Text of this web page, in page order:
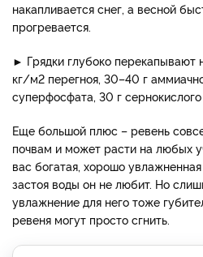
накапливается снег, а весной
прогревается.
► Грядки глубоко перекапывают
кг/м2 перегноя, 30–40 г
суперфосфата, 30 г сернокислого
Еще большой плюс – ревень
почвам и может расти на любых
вас богатая, хорошо
застоя воды он не любит. Но
увлажнение для него тоже
ревеня могут просто сгнить.